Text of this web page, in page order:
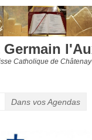
Germain
Catholique de
Dans vos Agendas